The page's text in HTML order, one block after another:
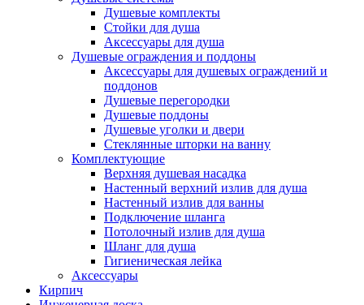
Душевые комплекты
Стойки для душа
Аксессуары для душа
Душевые ограждения и поддоны
Аксессуары для душевых ограждений и
поддонов
Душевые перегородки
Душевые поддоны
Душевые уголки и двери
Стеклянные шторки на ванну
Комплектующие
Верхняя душевая насадка
Настенный верхний излив для душа
Настенный излив для ванны
Подключение шланга
Потолочный излив для душа
Шланг для душа
Гигиеническая лейка
Аксессуары
Кирпич